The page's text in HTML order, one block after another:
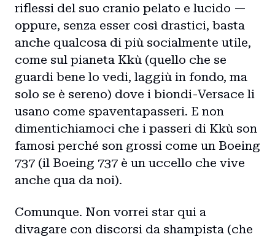
riflessi del suo cranio pelato e lucido —
oppure, senza esser così drastici, basta
anche qualcosa di più socialmente utile,
come sul pianeta Kkù (quello che se
guardi bene lo vedi, laggiù in fondo, ma
solo se è sereno) dove i biondi-Versace li
usano come spaventapasseri. E non
dimentichiamoci che i passeri di Kkù son
famosi perché son grossi come un Boeing
737 (il Boeing 737 è un uccello che vive
anche qua da noi).
Comunque. Non vorrei star qui a
divagare con discorsi da shampista (che